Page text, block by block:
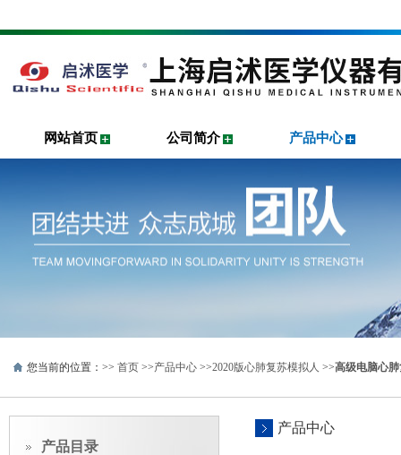
网站首页 公司简介 产品中心
您当前的位置：>> 首页 >>产品中心 >>2020版心肺复苏模拟人 >>高级电脑心
产品中心
产品目录